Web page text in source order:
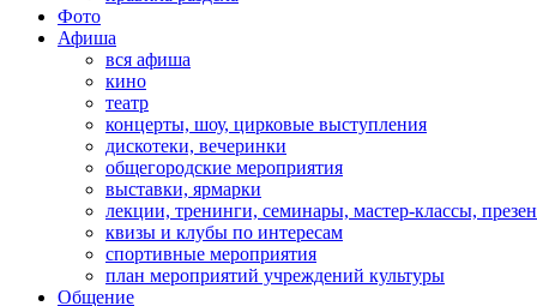
Фото
Афиша
вся афиша
кино
театр
концерты, шоу, цирковые выступления
дискотеки, вечеринки
общегородские мероприятия
выставки, ярмарки
лекции, тренинги, семинары, мастер-классы,
квизы и клубы по интересам
спортивные мероприятия
план мероприятий учреждений культуры
Общение